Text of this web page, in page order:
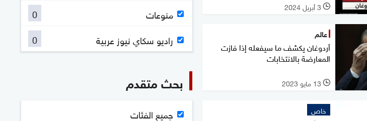
l 3 أبريل 2024
عالم
أردوغان يكشف ما سيفعله إذا فازت
المعارضة بالانتخابات
l 13 مايو 2023
خاص
منوعات
0
راديو سكاي نيوز عربية
0
بحث متقدم
جميع الفئات